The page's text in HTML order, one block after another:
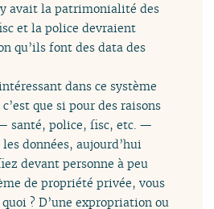
avait la patrimonialité des
et la police devraient
qu’ils font des data des
dans ce système
que si pour des raisons
santé, police, fisc, etc. —
données, aujourd’hui
devant personne à peu
de propriété privée, vous
? D’une expropriation ou